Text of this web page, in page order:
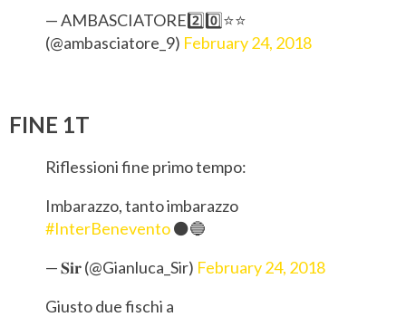
— AMBASCIATORE2️⃣0️⃣⭐⭐
(@ambasciatore_9) February 24, 2018
FINE 1T
Riflessioni fine primo tempo:
Imbarazzo, tanto imbarazzo
#InterBenevento⚫️🔵
— 𝐒𝐢𝐫 (@Gianluca_Sir) February 24, 2018
Giusto due fischi a